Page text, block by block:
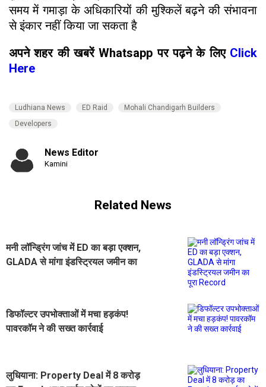
समय में गमाड़ा के अधिकारियों की मुश्किलें बढ़ने की संभावना
से इंकार नहीं किया जा सकता है
अपने शहर की खबरें Whatsapp पर पढ़ने के लिए Click
Here
Ludhiana News ED Raid
Mohali Chandigarh Builders
Developers
News Editor
Kamini
Related News
मनी लॉन्ड्रिंग जांच में ED का बड़ा एक्शन,
GLADA से मांगा इंडस्ट्रियल जमीन का
डिफॉल्टर उपभोक्ताओं में मचा हड़कंप!
पावरकॉम ने की सख्त कार्रवाई
लुधियाना: Property Deal में 8 करोड़